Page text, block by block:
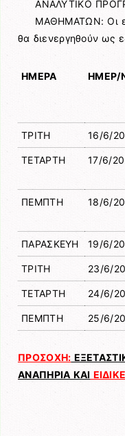
ΑΝΑΛΥΤΙΚΟ
ΜΑΘΗΜΑΤΩΝ: Οι
θα διενεργηθούν ως
ΗΜΕΡΑ ΗΜΕΡ/
ΤΡΙΤΗ 16/6/
ΤΕΤΑΡΤΗ 17/6/
ΠΕΜΠΤΗ 18/6/
ΠΑΡΑΣΚΕΥΗ 19/6/
ΤΡΙΤΗ 23/6/
ΤΕΤΑΡΤΗ 24/6/
ΠΕΜΠΤΗ 25/6/
ΠΡΟΣΟΧΗ:
ΑΝΑΠΗΡΙΑ ΚΑΙ